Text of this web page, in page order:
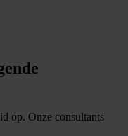
op. Onze consultants